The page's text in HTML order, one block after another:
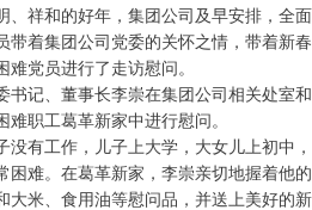
、祥和的好年，集团公司及早安排，全面
带着集团公司党委的关怀之情，带着新春
党员进行了走访慰问。
书记、董事长李崇在集团公司相关处室和
职工葛革新家中进行慰问。
没有工作，儿子上大学，大女儿上初中，
困难。在葛革新家，李崇亲切地握着他的
大米、食用油等慰问品，并送上美好的新